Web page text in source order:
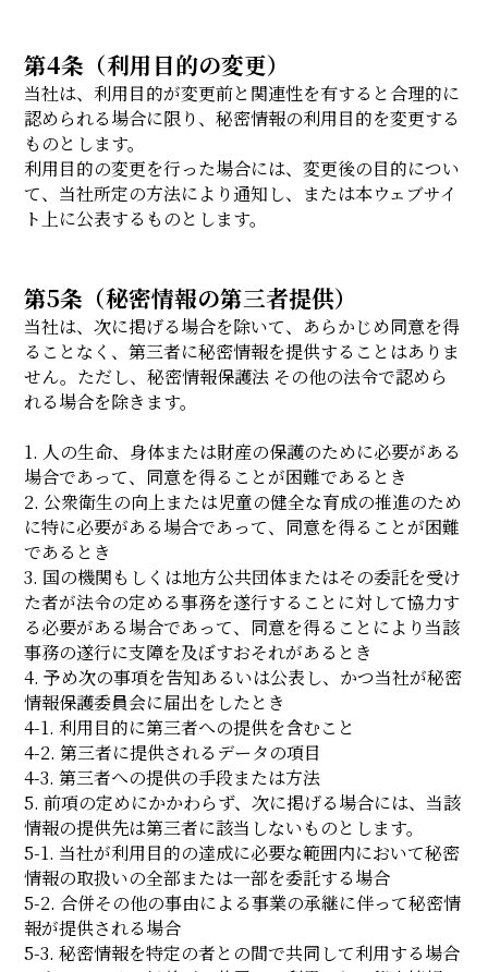
第4条（利用目的の変更）
当社は、利用目的が変更前と関連性を有すると合理的に
認められる場合に限り、秘密情報の利用目的を変更する
ものとします。
利用目的の変更を行った場合には、変更後の目的につい
て、当社所定の方法により通知し、または本ウェブサイ
ト上に公表するものとします。
第5条（秘密情報の第三者提供）
当社は、次に掲げる場合を除いて、あらかじめ同意を得
ることなく、第三者に秘密情報を提供することはありま
せん。ただし、秘密情報保護法 その他の法令で認めら
れる場合を除きます。
1. 人の生命、身体または財産の保護のために必要がある
場合であって、同意を得ることが困難であるとき
2. 公衆衛生の向上または児童の健全な育成の推進のため
に特に必要がある場合であって、同意を得ることが困難
であるとき
3. 国の機関もしくは地方公共団体またはその委託を受け
た者が法令の定める事務を遂行することに対して協力す
る必要がある場合であって、同意を得ることにより当該
事務の遂行に支障を及ぼすおそれがあるとき
4. 予め次の事項を告知あるいは公表し、かつ当社が秘密
情報保護委員会に届出をしたとき
4-1. 利用目的に第三者への提供を含むこと
4-2. 第三者に提供されるデータの項目
4-3. 第三者への提供の手段または方法
5. 前項の定めにかかわらず、次に掲げる場合には、当該
情報の提供先は第三者に該当しないものとします。
5-1. 当社が利用目的の達成に必要な範囲内において秘密
情報の取扱いの全部または一部を委託する場合
5-2. 合併その他の事由による事業の承継に伴って秘密情
報が提供される場合
5-3. 秘密情報を特定の者との間で共同して利用する場合